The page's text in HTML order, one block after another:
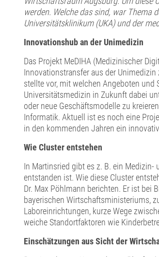
werden. Welche das sind, war Thema
Universitätsklinikum (UKA) und der
Innovationshub an der Unimedizin
Das Projekt MeDIHA (Medizinischer
Innovationstransfer aus der
stellte vor, mit welchen Angeboten und
Universitätsmedizin in Zukunft dabei
oder neue Geschäftsmodelle zu
Informatik. Aktuell ist es noch eine
in den kommenden Jahren ein
Wie Cluster entstehen
In Martinsried gibt es z. B. ein
entstanden ist. Wie diese Cluster
Dr. Max Pöhlmann berichten. Er ist bei
bayerischen Wirtschaftsministeriums,
Laboreinrichtungen, kurze Wege
weiche Standortfaktoren wie
Einschätzungen aus Sicht der